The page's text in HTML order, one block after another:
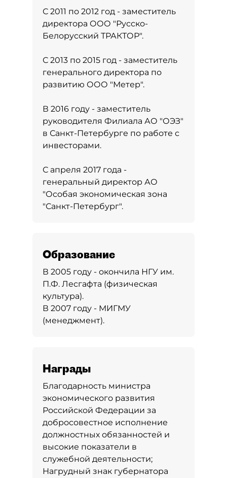
С 2011 по 2012 год - заместитель
директора ООО "Русско-
Белорусский ТРАКТОР".
С 2013 по 2015 год - заместитель
генерального директора по
развитию ООО "Метер".
В 2016 году - заместитель
руководителя Филиала АО "ОЭЗ"
в Санкт-Петербурге по работе с
инвесторами.
С апреля 2017 года -
генеральный директор АО
"Особая экономическая зона
"Санкт-Петербург".
Образование
В 2005 году - окончила НГУ им.
П.Ф. Лесгафта (физическая
культура).
В 2007 году - МИГМУ
(менеджмент).
Награды
Благодарность министра
экономического развития
Российской Федерации за
добросовестное исполнение
должностных обязанностей и
высокие показатели в
служебной деятельности;
Нагрудный знак губернатора